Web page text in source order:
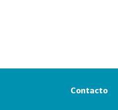
Contacto